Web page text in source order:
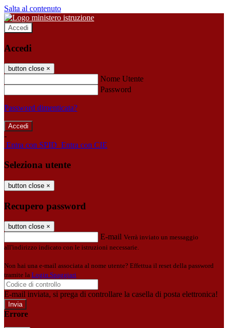
Salta al contenuto
Accedi
Accedi
button close ×
Nome Utente
Password
Password dimenticata?
-
Entra con SPID Entra con CIE
Seleziona utente
button close ×
Recupero password
button close ×
E-mail Verrà inviato un messaggio
all'indirizzo indicato con le istruzioni necessarie.
Non hai una e-mail associata al nome utente? Effettua il reset della password
tramite la Login Spaggiari
E-mail inviata, si prega di controllare la casella di posta elettronica!
Errore